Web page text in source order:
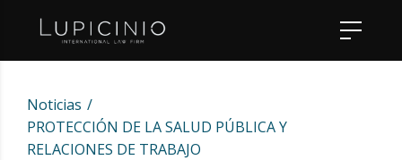
Noticias
PROTECCIÓN DE LA SALUD PÚBLICA Y
RELACIONES DE TRABAJO